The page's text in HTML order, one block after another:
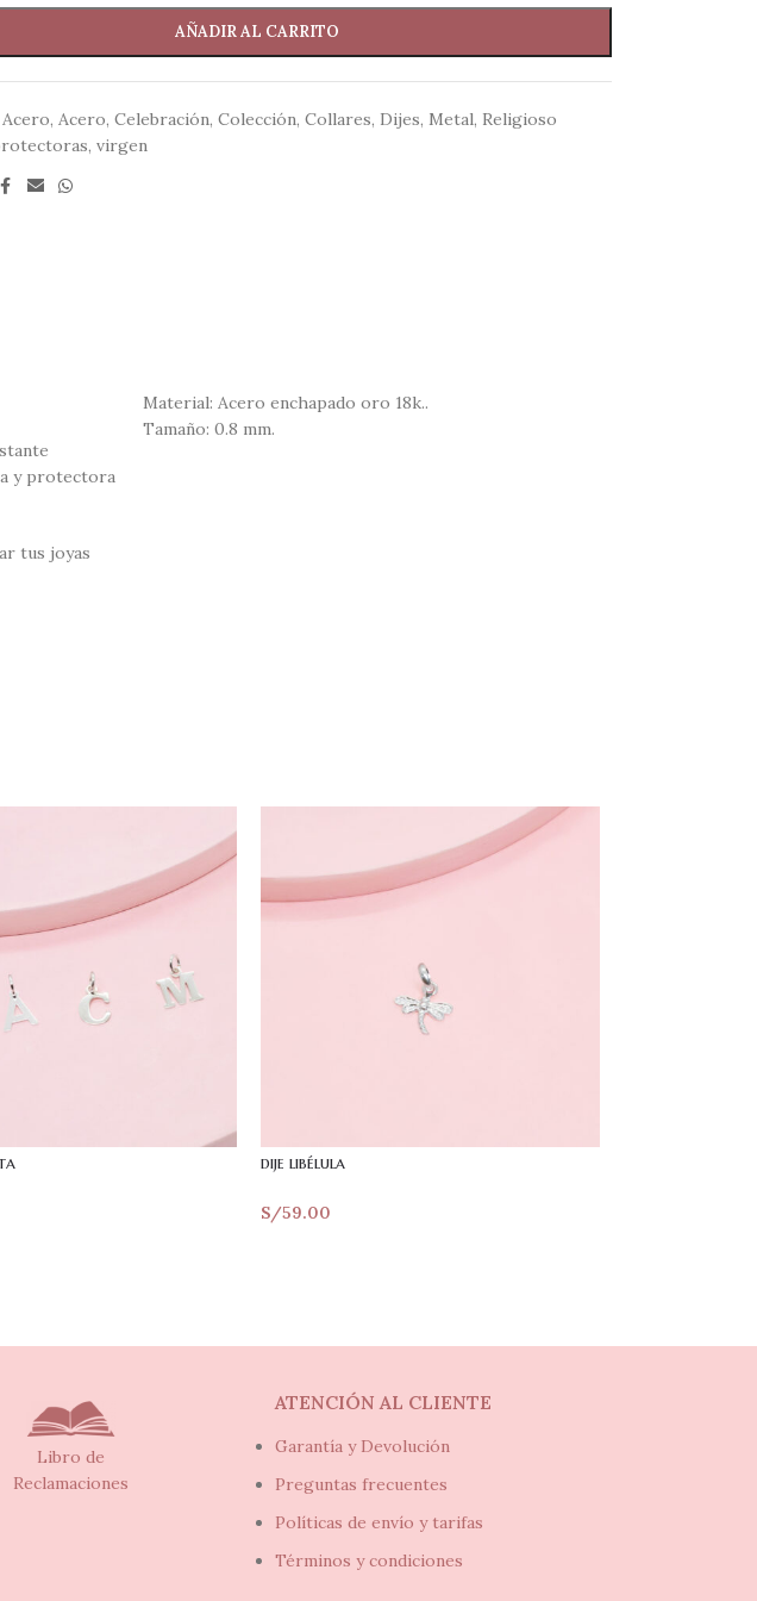
AÑADIR AL CARRITO
Acero, Acero, Celebración, Colección, Collares, Dijes, Metal, Religioso
, virgen
y protectora
tus joyas
Material: Acero enchapado oro 18k..
Tamaño: 0.8 mm.
dije libélula
S/59.00
Libro de
Reclamaciones
ATENCIÓN AL CLIENTE
Garantía y Devolución
Preguntas frecuentes
Políticas de envío y tarifas
Términos y condiciones